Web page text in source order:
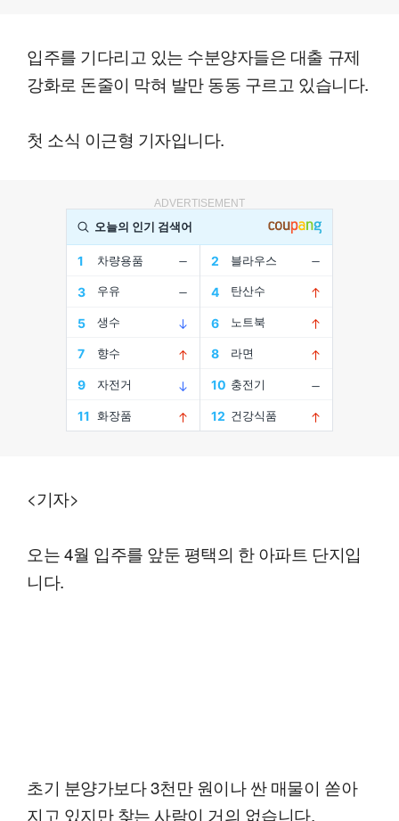
입주를 기다리고 있는 수분양자들은 대출 규제
강화로 돈줄이 막혀 발만 동동 구르고 있습니다.
첫 소식 이근형 기자입니다.
ADVERTISEMENT
<기자>
오는 4월 입주를 앞둔 평택의 한 아파트 단지입
니다.
초기 분양가보다 3천만 원이나 싼 매물이 쏟아
지고 있지만 찾는 사람이 거의 없습니다.